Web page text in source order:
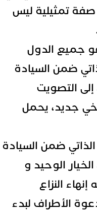
تمثيلية ليس
جميع الدول
ضمن السيادة
التصويت
جديد، يحمل
ضمن السيادة
الوحيد و
النزاع
الأطراف لبدء